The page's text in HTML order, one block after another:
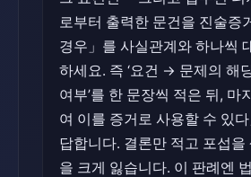
로부터 출력한 문건을 진술증
경우」를 사실관계와 하나씩
하세요. 즉 ‘요건 → 문제의 해
여부’를 한 문장씩 적은 뒤, 마
여 이를 증거로 사용할 수 있
답합니다. 결론만 적고 포섭을
을 크게 잃습니다. 이 판례엔